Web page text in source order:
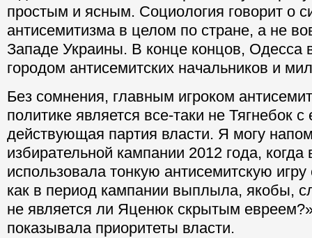
простым и ясным. Социология говорит о
антисемитизма в целом по стране, а не
Западе Украины. В конце концов, Одесса
городом антисемитских начальников и
Без сомнения, главным игроком
политике является все-таки не Тягнебок
действующая партия власти. Я могу
избирательной кампании 2012 года, когда
использовала тонкую антисемитскую
как в период кампании выплыла, якобы,
не является ли Яценюк скрытым
показывала приоритеты власти.